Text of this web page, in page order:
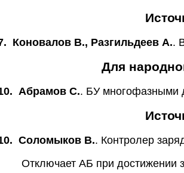
Коновалов В., Разгильдеев А..
Для
Абрамов С.. БУ многофазными
Соломыков В.. Контролер
Отключает АБ при достижении